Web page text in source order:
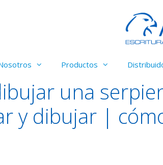
Productos
una
y dibujar |